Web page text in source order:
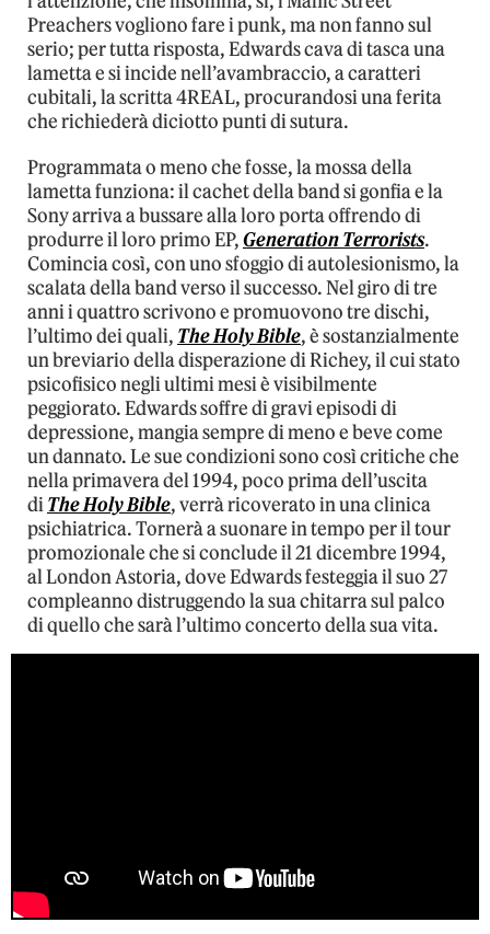
Preachers vogliono fare i punk, ma non fanno sul
serio; per tutta risposta, Edwards cava di tasca una
lametta e si incide nell’avambraccio, a caratteri
cubitali, la scritta 4REAL, procurandosi una ferita
che richiederà diciotto punti di sutura.
Programmata o meno che fosse, la mossa della
lametta funziona: il cachet della band si gonfia e la
Sony arriva a bussare alla loro porta offrendo di
produrre il loro primo EP,Generation Terrorists.
Comincia così, con uno sfoggio di autolesionismo, la
scalata della band verso il successo. Nel giro di tre
anni i quattro scrivono e promuovono tre dischi,
l’ultimo dei quali, The Holy Bible, è sostanzialmente
un breviario della disperazione di Richey, il cui stato
psicofisico negli ultimi mesi è visibilmente
peggiorato. Edwards soffre di gravi episodi di
depressione, mangia sempre di meno e beve come
un dannato. Le sue condizioni sono così critiche che
nella primavera del 1994, poco prima dell’uscita
diThe Holy Bible, verrà ricoverato in una clinica
psichiatrica. Tornerà a suonare in tempo per il tour
promozionale che si conclude il 21 dicembre 1994,
al London Astoria, dove Edwards festeggia il suo 27
compleanno distruggendo la sua chitarra sul palco
di quello che sarà l’ultimo concerto della sua vita.